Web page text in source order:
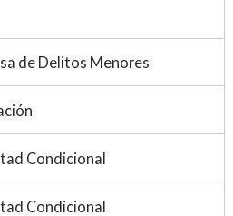
de Delitos Menores
Condicional
Condicional